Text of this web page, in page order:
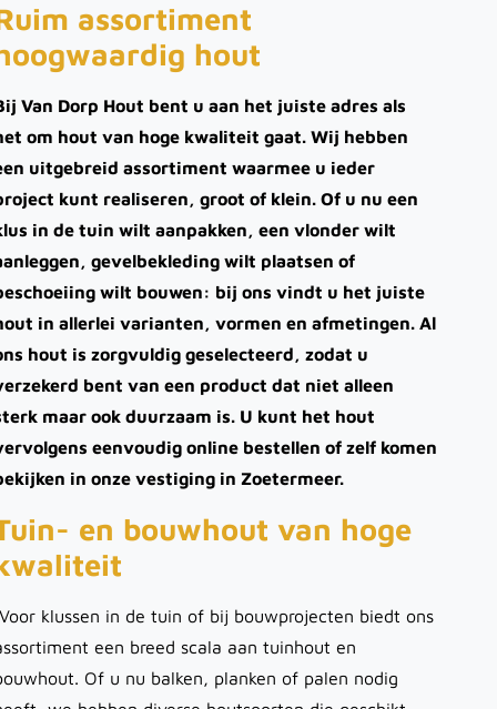
assortiment
hout
Van Dorp Hout bent u aan het juiste adres als
om hout van hoge kwaliteit gaat. Wij hebben
uitgebreid assortiment waarmee u ieder
kunt realiseren, groot of klein. Of u nu een
in de tuin wilt aanpakken, een vlonder wilt
gevelbekleding wilt plaatsen of
wilt bouwen: bij ons vindt u het juiste
in allerlei varianten, vormen en afmetingen. Al
hout is zorgvuldig geselecteerd, zodat u
bent van een product dat niet alleen
maar ook duurzaam is. U kunt het hout
eenvoudig online bestellen of zelf komen
in onze vestiging in Zoetermeer.
en bouwhout van hoge
klussen in de tuin of bij bouwprojecten biedt ons
een breed scala aan tuinhout en
Of u nu balken, planken of palen nodig